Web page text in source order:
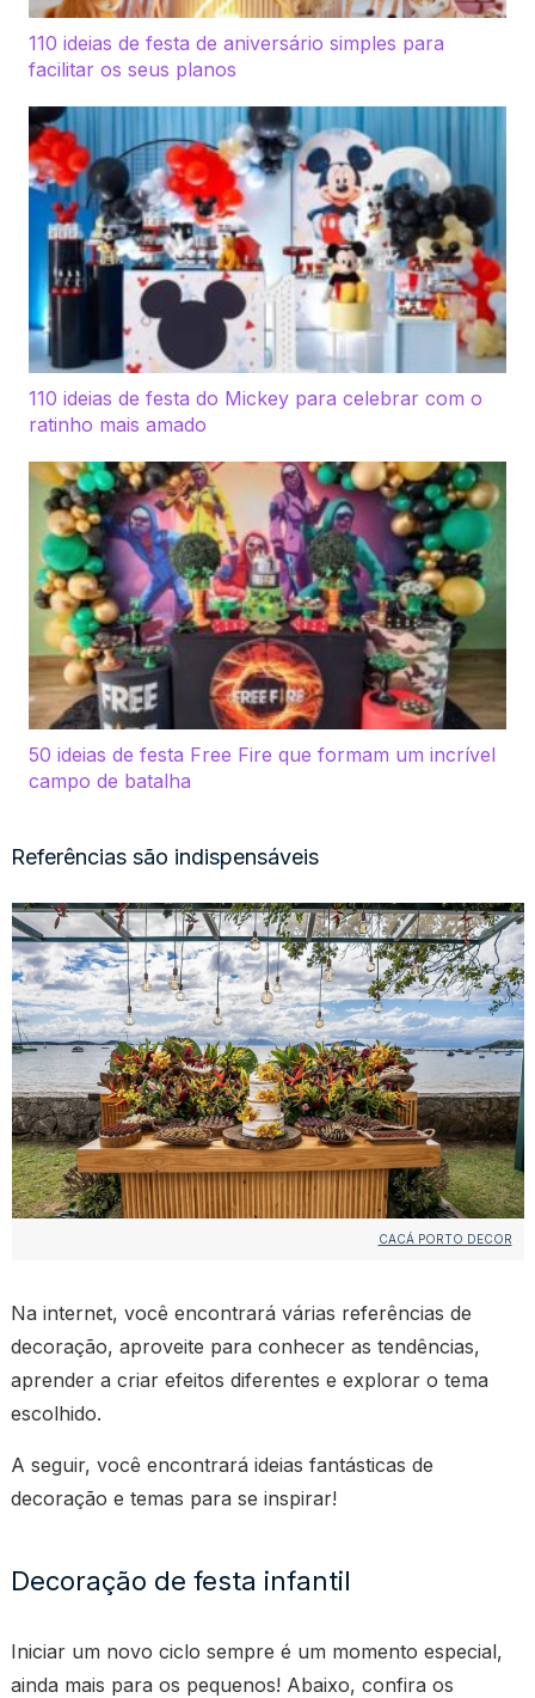
110 ideias de festa de aniversário simples para
facilitar os seus planos
110 ideias de festa do Mickey para celebrar com o
ratinho mais amado
50 ideias de festa Free Fire que formam um incrível
campo de batalha
Referências são indispensáveis
CACÁ PORTO DECOR
Na internet, você encontrará várias referências de
decoração, aproveite para conhecer as tendências,
aprender a criar efeitos diferentes e explorar o tema
escolhido.
A seguir, você encontrará ideias fantásticas de
decoração e temas para se inspirar!
Decoração de festa infantil
Iniciar um novo ciclo sempre é um momento especial,
ainda mais para os pequenos! Abaixo, confira os